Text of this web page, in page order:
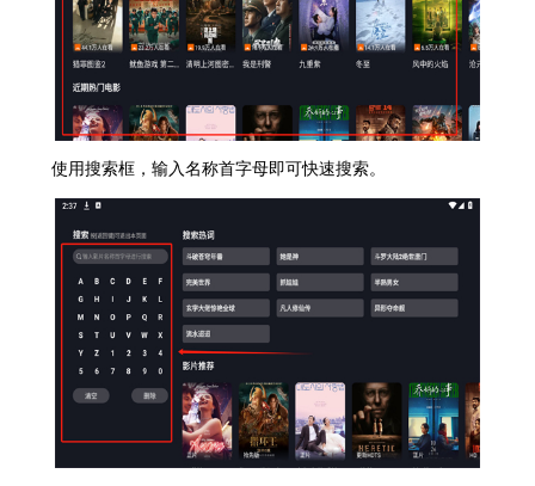
使用搜索框，输入名称首字母即可快速搜索。